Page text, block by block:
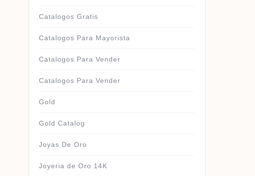
Catalogos Gratis
Catalogos Para Mayorista
Catalogos Para Vender
Catalogos Para Vender
Gold
Gold Catalog
Joyas De Oro
Joyeria de Oro 14K